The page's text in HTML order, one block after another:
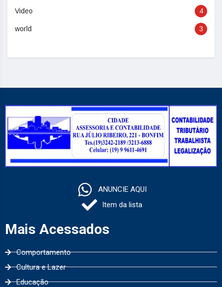
Video 4
world 3
ANUNCIE AQUI
Item da lista
Mais Acessados
Comportamento
Cultura e Lazer
Educação